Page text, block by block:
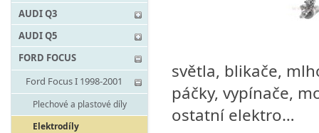
AUDI Q3
AUDI Q5
FORD FOCUS
Ford Focus I 1998-2001
Plechové a plastové díly
Elektrodíly
světla, blikače,
páčky, vypínače,
ostatní elektro…